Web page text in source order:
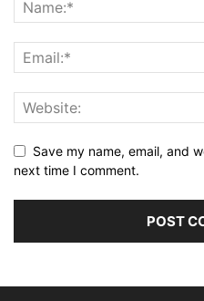
Save my name, email, and
next time I comment.